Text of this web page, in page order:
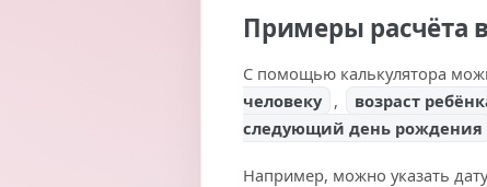
Примеры расчёта
С помощью калькулятора
человеку , возраст
следующий день рождения
Например, можно указать